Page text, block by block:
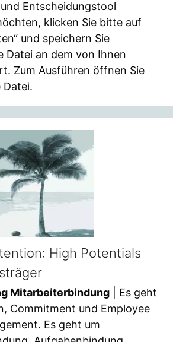
Entscheidungstool
klicken Sie bitte auf
und speichern Sie
Datei an dem von Ihnen
Zum Ausführen öffnen Sie
High Potentials
Mitarbeiterbindung | Es geht
Commitment und Employee
Es geht um